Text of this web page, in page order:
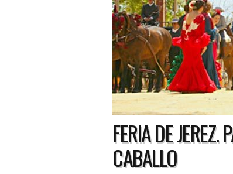
FERIA DE JEREZ.
CABALLO